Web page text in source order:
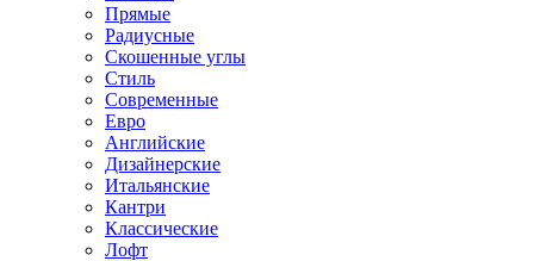
Прямые
Радиусные
Скошенные углы
Стиль
Современные
Евро
Английские
Дизайнерские
Итальянские
Кантри
Классические
Лофт